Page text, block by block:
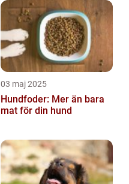
03 maj 2025
Hundfoder: Mer än bara
mat för din hund